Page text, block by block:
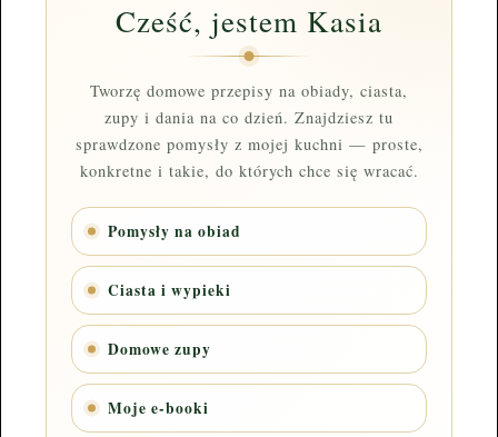
Cześć, jestem Kasia
Tworzę domowe przepisy na obiady, ciasta,
zupy i dania na co dzień. Znajdziesz tu
sprawdzone pomysły z mojej kuchni — proste,
konkretne i takie, do których chce się wracać.
Pomysły na obiad
Ciasta i wypieki
Domowe zupy
Moje e-booki